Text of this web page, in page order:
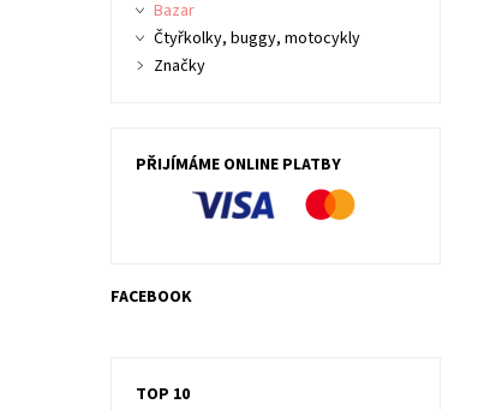
Bazar
Čtyřkolky, buggy, motocykly
Značky
PŘIJÍMÁME ONLINE PLATBY
FACEBOOK
TOP 10